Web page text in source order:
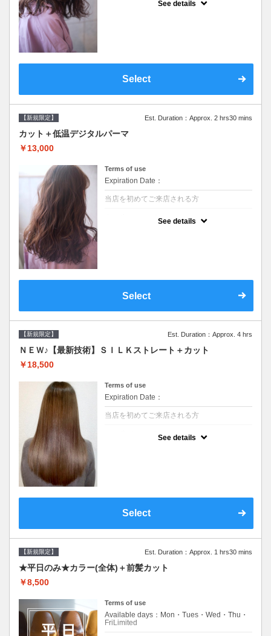
See details
Select
【新規限定】 Est. Duration：Approx. 2 hrs30 mins
カット＋低温デジタルパーマ
￥13,000
Terms of use
Expiration Date：
当店を初めてご来店される方
See details
Select
【新規限定】 Est. Duration：Approx. 4 hrs
ＮＥＷ♪【最新技術】ＳＩＬＫストレート＋カット
￥18,500
Terms of use
Expiration Date：
当店を初めてご来店される方
See details
Select
【新規限定】 Est. Duration：Approx. 1 hrs30 mins
★平日のみ★カラー(全体)＋前髪カット
￥8,500
Terms of use
Available days：Mon・Tues・Wed・Thu・
FriLimited